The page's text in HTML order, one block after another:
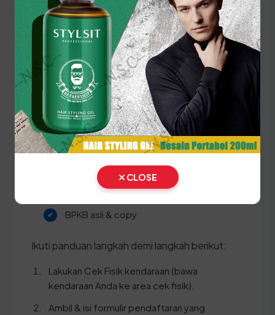
Panduan Pajak 5 Tahunan
(Ganti Plat) di Sulawesi
Tenggara
Setiap lima tahun, pemilik kendaraan wajib
melakukan pergantian pelat nomor dan cek fisik
kendaraan. Siapkan dokumen tambahan ini:
STNK asli
SKPD asli
BPKB asli & copy
Ikuti panduan langkah demi langkah berikut:
Lakukan Cek Fisik kendaraan (bawa
kendaraan Anda ke area cek fisik).
Ambil & isi formulir pendaftaran yang
CLOSE